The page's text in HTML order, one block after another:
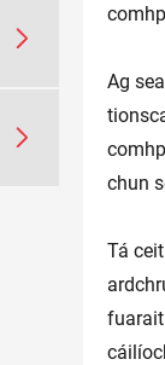


Ag
chun
Tá